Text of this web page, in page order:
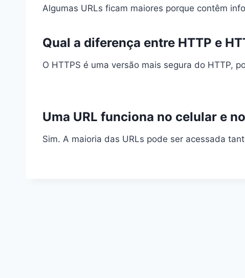
Algumas URLs ficam maiores porque contêm
Qual a diferença entre HTTP e
O HTTPS é uma versão mais segura do HTTP,
Uma URL funciona no celular e
Sim. A maioria das URLs pode ser acessada